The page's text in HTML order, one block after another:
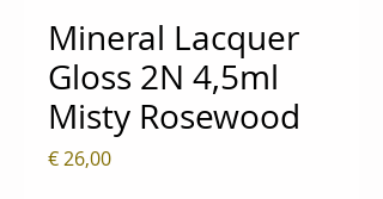
Mineral Lacquer
Gloss 2N 4,5ml
Misty Rosewood
€ 26,00Prijs